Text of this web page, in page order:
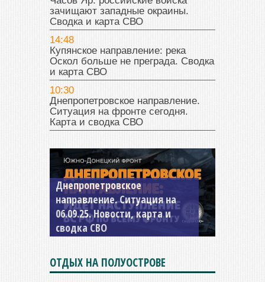
зачищают западные окраины.
Сводка и карта СВО
14:48
Купянское направление: река
Оскол больше не преграда. Сводка
и карта СВО
10:30
Днепропетровское направление.
Ситуация на фронте сегодня.
Карта и сводка СВО
Константиновское
направление. Ситуация на
04.09.25 Новости, карта и
сводка СВО
ОТДЫХ НА ПОЛУОСТРОВЕ